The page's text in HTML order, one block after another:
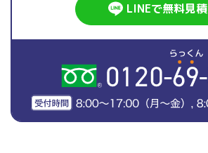
LINEで無料見積